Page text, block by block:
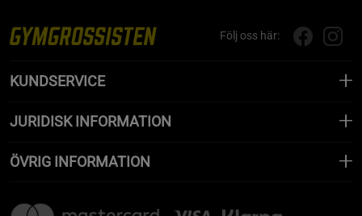
Följ oss här:
KUNDSERVICE
JURIDISK INFORMATION
ÖVRIG INFORMATION